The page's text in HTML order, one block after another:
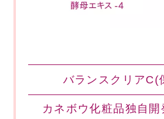
バランスクリアC(
カネボウ化粧品独自